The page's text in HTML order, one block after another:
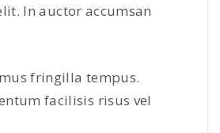
In auctor accumsan
fringilla tempus.
facilisis risus vel